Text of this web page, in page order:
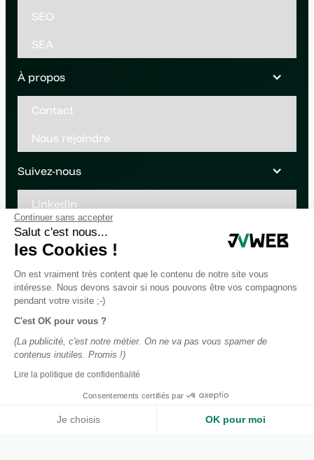
Continuer sans accepter
Salut c'est nous...
les Cookies !
On est vraiment très content que le contenu de notre site vous
intéresse. Nous devons savoir si nous pouvons être vos compagnons
pendant votre visite ;-)
C'est OK pour vous ?
(La publicité, c'est notre métier. On ne va pas vous spamer de
contenus inutiles. Promis !)
Lire la politique de confidentialité
Consentements certifiés par
Je choisis OK pour moi
SEO
SEA
À propos
Contact
Nous rejoindre
Suivez-nous
LinkedIn
Youtube